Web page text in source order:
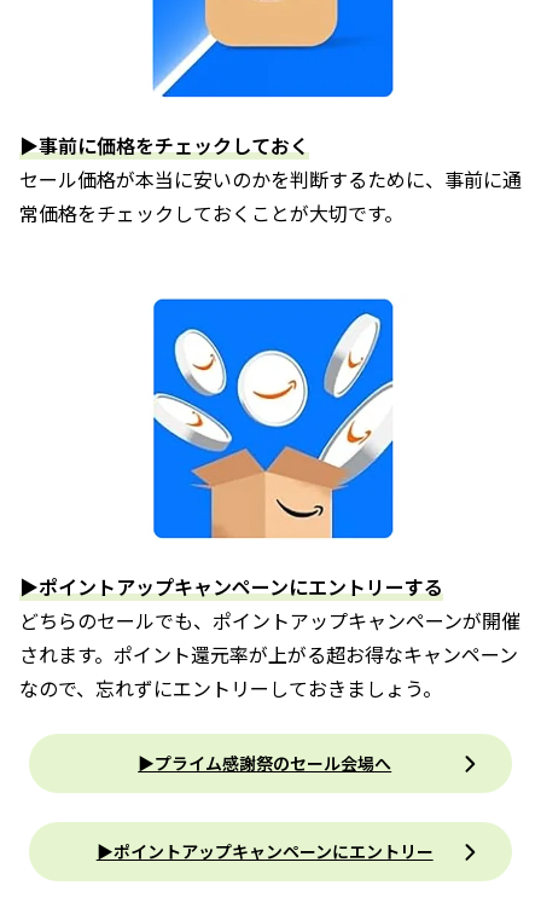
▶事前に価格をチェックしておく
セール価格が本当に安いのかを判断するために、事前に通
常価格をチェックしておくことが大切です。
▶ポイントアップキャンペーンにエントリーする
どちらのセールでも、ポイントアップキャンペーンが開催
されます。ポイント還元率が上がる超お得なキャンペーン
なので、忘れずにエントリーしておきましょう。
▶プライム感謝祭のセール会場へ
▶︎ポイントアップキャンペーンにエントリー